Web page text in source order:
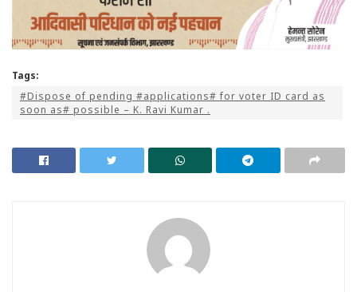
Tags:
#Dispose of pending #applications# for voter ID card as
soon as# possible – K. Ravi Kumar .